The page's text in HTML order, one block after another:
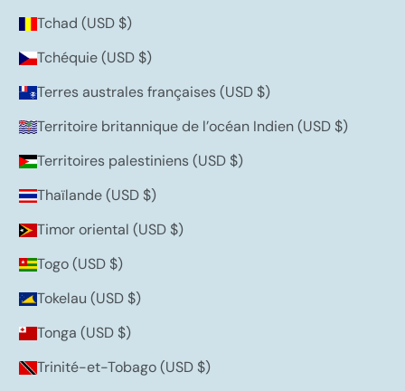
Tchad (USD $)
Tchéquie (USD $)
Terres australes françaises (USD $)
Territoire britannique de l’océan Indien (USD $)
Territoires palestiniens (USD $)
Thaïlande (USD $)
Timor oriental (USD $)
Togo (USD $)
Tokelau (USD $)
Tonga (USD $)
Trinité-et-Tobago (USD $)